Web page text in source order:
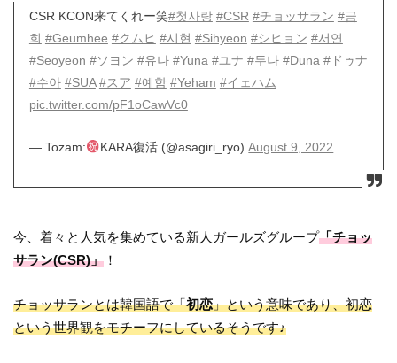
CSR KCON来てくれー笑#첫사랑 #CSR #チョッサラン #금
희 #Geumhee #クムヒ #시현 #Sihyeon #シヒョン #서연
#Seoyeon #ソヨン #유나 #Yuna #ユナ #두나 #Duna #ドゥナ
#수아 #SUA #スア #예함 #Yeham #イェハム
pic.twitter.com/pF1oCawVc0
— Tozam: KARA復活 (@asagiri_ryo)August 9, 2022
今、着々と人気を集めている新人ガールズグループ「チョッ
サラン(CSR)」 ！
チョッサランとは韓国語で「初恋」という意味であり、初恋
という世界観をモチーフにしているそうです♪